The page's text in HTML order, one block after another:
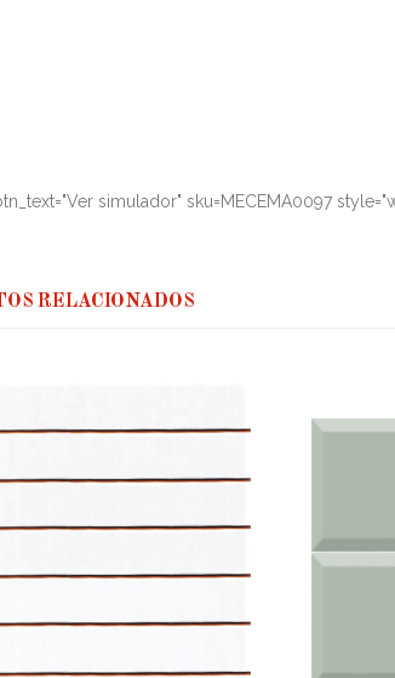
simulador" sku=MECEMA0097
RELACIONADOS